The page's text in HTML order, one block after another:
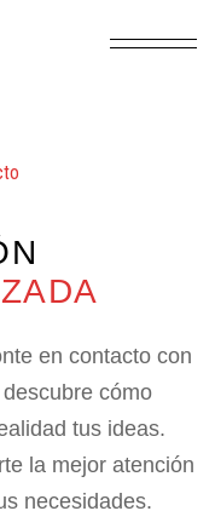
en contacto con
cómo
tus ideas.
la mejor atención
necesidades.